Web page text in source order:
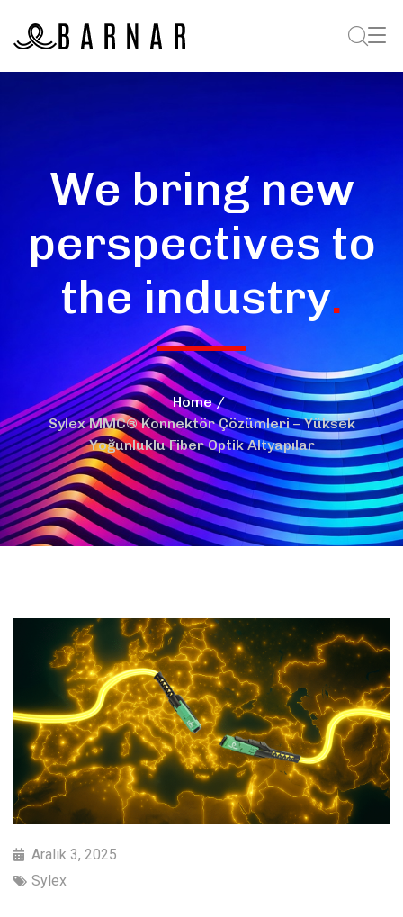
We bring new
perspectives to
the industry.
Home
Sylex MMC® Konnektör Çözümleri – Yüksek
Yoğunluklu Fiber Optik Altyapılar
Aralık 3, 2025
Sylex